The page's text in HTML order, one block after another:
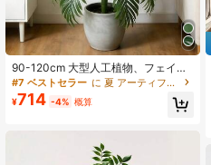
4.85 61K フォロワー
90-120cm 大型人工植物、フェイク
ヤシの木、熱帯のヤシの葉、人工ヤ
シの植物、高木、室内用人工プラス
チックマンゴーの葉のインテリア、
#7 ベストセラー に 夏 アーティフィシャルフラワー
¥714 -4% 概算